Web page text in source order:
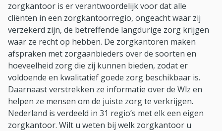
zorgkantoor is er verantwoordelijk voor dat alle
cliënten in een zorgkantoorregio, ongeacht waar zij
verzekerd zijn, de betreffende langdurige zorg krijgen
waar ze recht op hebben. De zorgkantoren maken
afspraken met zorgaanbieders over de soorten en
hoeveelheid zorg die zij kunnen bieden, zodat er
voldoende en kwalitatief goede zorg beschikbaar is.
Daarnaast verstrekken ze informatie over de Wlz en
helpen ze mensen om de juiste zorg te verkrijgen.
Nederland is verdeeld in 31 regio’s met elk een eigen
zorgkantoor. Wilt u weten bij welk zorgkantoor u